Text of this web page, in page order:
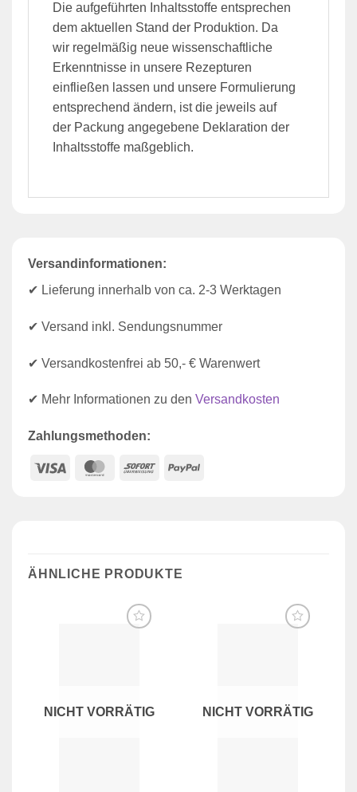
Die aufgeführten Inhaltsstoffe entsprechen
dem aktuellen Stand der Produktion. Da
wir regelmäßig neue wissenschaftliche
Erkenntnisse in unsere Rezepturen
einfließen lassen und unsere Formulierung
entsprechend ändern, ist die jeweils auf
der Packung angegebene Deklaration der
Inhaltsstoffe maßgeblich.
Versandinformationen:
✔ Lieferung innerhalb von ca. 2-3 Werktagen
✔ Versand inkl. Sendungsnummer
✔ Versandkostenfrei ab 50,- € Warenwert
✔ Mehr Informationen zu den Versandkosten
Zahlungsmethoden:
Visa MasterCard
Sofort PayPal
ÄHNLICHE PRODUKTE
NICHT VORRÄTIG NICHT VORRÄTIG